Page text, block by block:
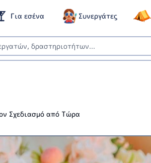
Για εσένα Συνεργάτες
Σχεδιασμό από Τώρα